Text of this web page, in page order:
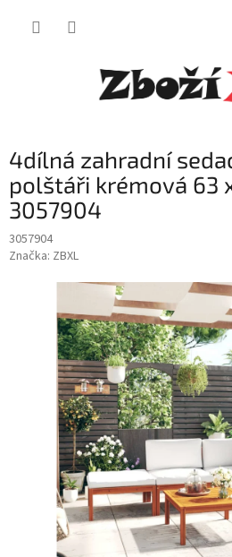
4dílná zahradní
polštáři krémová 63
3057904
3057904
Značka: ZBXL